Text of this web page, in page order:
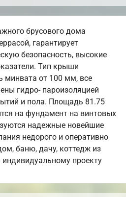
брусового дома
гарантирует
безопасность, высокие
Тип крыши
минвата от 100 мм, все
гидро- пароизоляцией
и пола. Площадь 81.75
на фундамент на винтовых
надежные новейшие
недорого и оперативно
баню, дачу, коттедж из
проекту